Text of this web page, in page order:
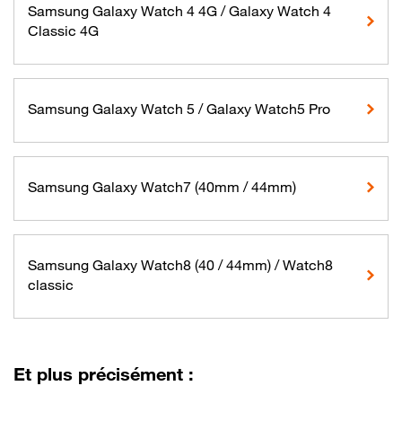
Samsung Galaxy Watch 4 4G / Galaxy Watch 4
Classic 4G
Samsung Galaxy Watch 5 / Galaxy Watch5 Pro
Samsung Galaxy Watch7 (40mm / 44mm)
Samsung Galaxy Watch8 (40 / 44mm) / Watch8
classic
Et plus précisément :